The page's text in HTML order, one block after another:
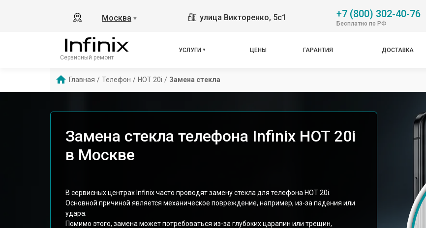
Москва ▼ улица Викторенко, 5с1 +7 (800) 302-40-76
Бесплатно по РФ
Сервисный ремонт
УСЛУГИ ЦЕНЫ ГАРАНТИЯ ДОСТАВКА
Главная / Телефон / HOT 20i / Замена стекла
Замена стекла телефона Infinix HOT 20i
в Москве
В сервисных центрах Infinix часто проводят замену стекла для телефона HOT 20i.
Основной причиной является механическое повреждение, например, из-за падения или
удара.
Помимо этого, замена может потребоваться из-за глубоких царапин или трещин,